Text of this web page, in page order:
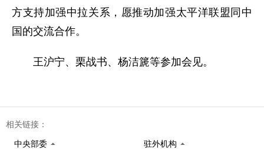
方支持加强中拉关系，愿推动加强太平洋联盟同中
国的交流合作。
王沪宁、栗战书、杨洁篪等参加会见。
相关链接：
中央部委 驻外机构